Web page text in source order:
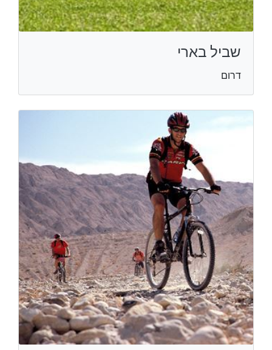
שביל בארי
דרום